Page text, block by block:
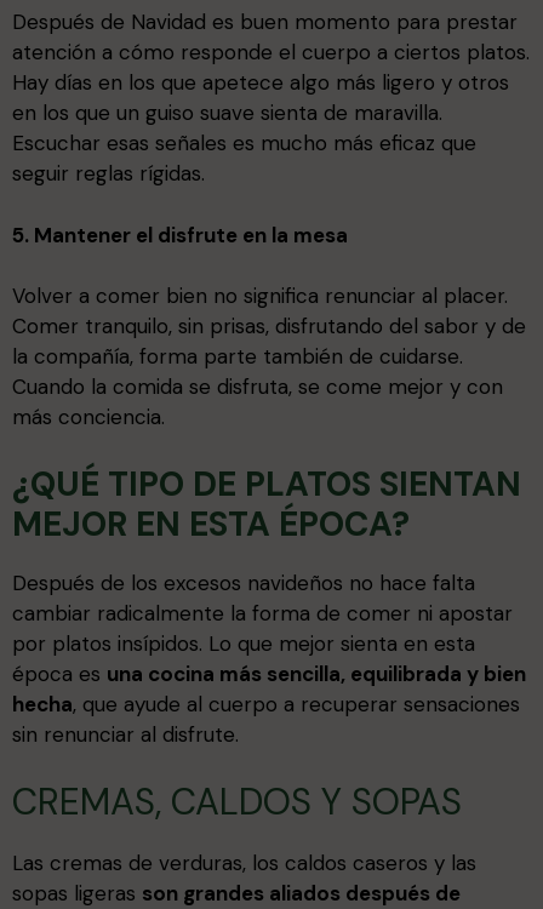
Después de Navidad es buen momento para prestar
atención a cómo responde el cuerpo a ciertos platos.
Hay días en los que apetece algo más ligero y otros
en los que un guiso suave sienta de maravilla.
Escuchar esas señales es mucho más eficaz que
seguir reglas rígidas.
5. Mantener el disfrute en la mesa
Volver a comer bien no significa renunciar al placer.
Comer tranquilo, sin prisas, disfrutando del sabor y de
la compañía, forma parte también de cuidarse.
Cuando la comida se disfruta, se come mejor y con
más conciencia.
¿QUÉ TIPO DE PLATOS SIENTAN
MEJOR EN ESTA ÉPOCA?
Después de los excesos navideños no hace falta
cambiar radicalmente la forma de comer ni apostar
por platos insípidos. Lo que mejor sienta en esta
época es una cocina más sencilla, equilibrada y bien
hecha, que ayude al cuerpo a recuperar sensaciones
sin renunciar al disfrute.
CREMAS, CALDOS Y SOPAS
Las cremas de verduras, los caldos caseros y las
sopas ligeras son grandes aliados después de